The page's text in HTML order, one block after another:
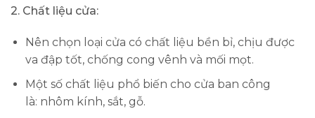
2. Chất liệu cửa:
Nên chọn loại cửa có chất liệu bền bỉ, chịu được
va đập tốt, chống cong vênh và mối mọt.
Một số chất liệu phổ biến cho cửa ban công
là: nhôm kính, sắt, gỗ.